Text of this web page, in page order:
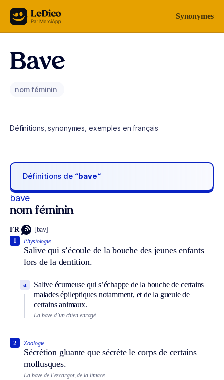
Aller au contenu Synonymes
Bave
nom féminin
Définitions, synonymes, exemples en français
Définitions de “bave“
bave
nom féminin
FR [bav]
Physiologie.
Salive qui s’écoule de la bouche des jeunes enfants
lors de la dentition.
1
Salive écumeuse qui s’échappe de la bouche de certains
malades épileptiques notamment, et de la gueule de
certains animaux.
a
La bave d’un chien enragé.
Zoologie.
Sécrétion gluante que sécrète le corps de certains
mollusques.
2
La bave de l’escargot, de la limace.